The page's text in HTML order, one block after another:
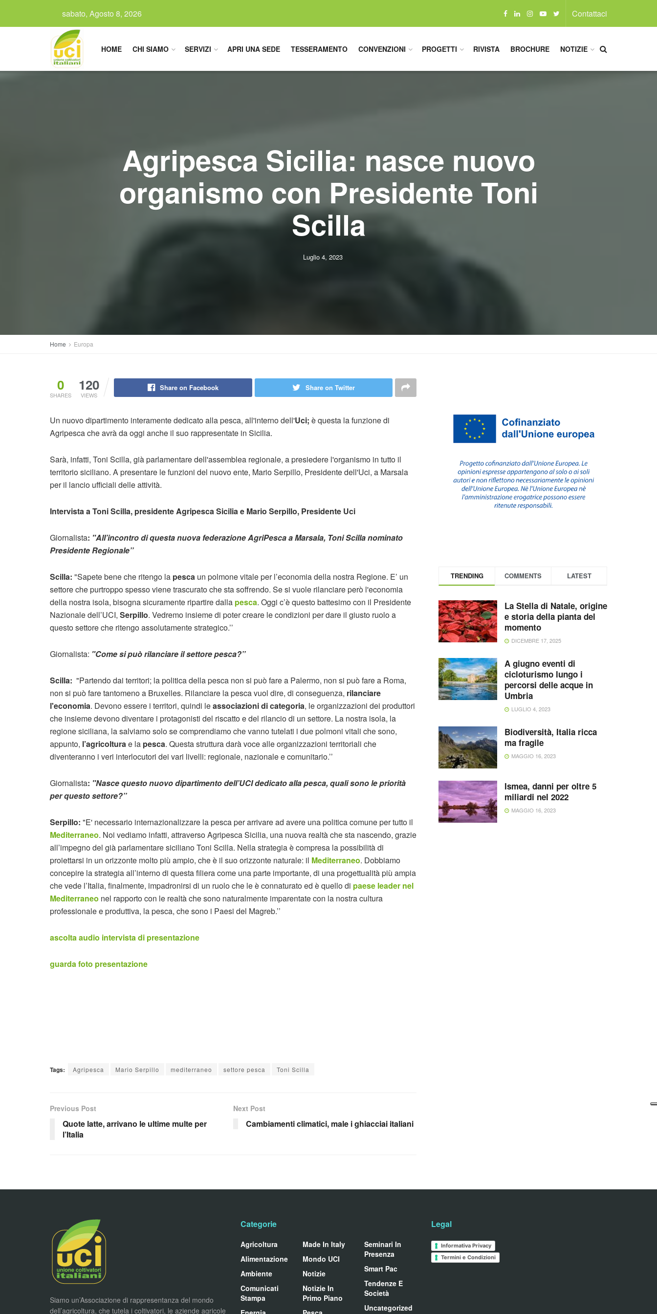
sabato, Agosto 8, 2026 Contattaci
HOME CHI SIAMO SERVIZI APRI UNA SEDE TESSERAMENTO CONVENZIONI PROGETTI RIVISTA BROCHURE NOTIZIE
Agripesca Sicilia: nasce nuovo
organismo con Presidente Toni
Scilla
Luglio 4, 2023
Home Europa
0
SHARES
120
VIEWS
Share on Facebook Share on Twitter
Un nuovo dipartimento interamente dedicato alla pesca, all'interno dell'Uci; è questa la funzione di
Agripesca che avrà da oggi anche il suo rappresentate in Sicilia.
Sarà, infatti, Toni Scilla, già parlamentare dell'assemblea regionale, a presiedere l'organismo in tutto il
territorio siciliano. A presentare le funzioni del nuovo ente, Mario Serpillo, Presidente dell'Uci, a Marsala
per il lancio ufficiali delle attività.
Intervista a Toni Scilla, presidente Agripesca Sicilia e Mario Serpillo, Presidente Uci
Giornalista: "All’incontro di questa nuova federazione AgriPesca a Marsala, Toni Scilla nominato
Presidente Regionale’’
Scilla: "Sapete bene che ritengo la pesca un polmone vitale per l’economia della nostra Regione. E’ un
settore che purtroppo spesso viene trascurato che sta soffrendo. Se si vuole rilanciare però l'economia
della nostra isola, bisogna sicuramente ripartire dalla pesca. Oggi c’è questo battesimo con il Presidente
Nazionale dell’UCI, Serpillo. Vedremo insieme di poter creare le condizioni per dare il giusto ruolo a
questo settore che ritengo assolutamente strategico.’’
Giornalista: "Come si può rilanciare il settore pesca?’’
Scilla: "Partendo dai territori; la politica della pesca non si può fare a Palermo, non si può fare a Roma,
non si può fare tantomeno a Bruxelles. Rilanciare la pesca vuol dire, di conseguenza, rilanciare
l'economia. Devono essere i territori, quindi leassociazioni di categoria, le organizzazioni dei produttori
che insieme devono diventare i protagonisti del riscatto e del rilancio di un settore. La nostra isola, la
regione siciliana, la salviamo solo se comprendiamo che vanno tutelati i due polmoni vitali che sono,
appunto, l’agricolturae la pesca. Questa struttura darà voce alle organizzazioni territoriali che
diventeranno i veri interlocutori dei vari livelli: regionale, nazionale e comunitario.’’
Giornalista: "Nasce questo nuovo dipartimento dell’UCI dedicato alla pesca, quali sono le priorità
per questo settore?’’
Serpillo: "E' necessario internazionalizzare la pesca per arrivare ad avere una politica comune per tutto il
Mediterraneo. Noi vediamo infatti, attraverso Agripesca Sicilia, una nuova realtà che sta nascendo, grazie
all’impegno del già parlamentare siciliano Toni Scilla. Nella strategia è compresa la possibilità di
proiettarsi in un orizzonte molto più ampio, che è il suo orizzonte naturale: il Mediterraneo. Dobbiamo
concepire la strategia all’interno di questa filiera come una parte importante, di una progettualità più ampia
che vede l’Italia, finalmente, impadronirsi di un ruolo che le è connaturato ed è quello di paese leader nel
Mediterraneo nel rapporto con le realtà che sono naturalmente imparentate con la nostra cultura
professionale e produttiva, la pesca, che sono i Paesi del Magreb.’’
ascolta audio intervista di presentazione
guarda foto presentazione
Tags: Agripesca Mario Serpillo mediterraneo settore pesca Toni Scilla
Previous Post
Quote latte, arrivano le ultime multe per
l’Italia
Next Post
Cambiamenti climatici, male i ghiacciai italiani
TRENDING COMMENTS LATEST
La Stella di Natale, origine
e storia della pianta del
momento
DICEMBRE 17, 2025
A giugno eventi di
cicloturismo lungo i
percorsi delle acque in
Umbria
LUGLIO 4, 2023
Biodiversità, Italia ricca
ma fragile
MAGGIO 16, 2023
Ismea, danni per oltre 5
miliardi nel 2022
MAGGIO 16, 2023
Siamo un’Associazione di rappresentanza del mondo
dell’agricoltura, che tutela i coltivatori, le aziende agricole
Categorie
Agricoltura
Alimentazione
Ambiente
Comunicati
Stampa
Made In Italy
Mondo UCI
Notizie
Notizie In
Primo Piano
Seminari In
Presenza
Smart Pac
Tendenze E
Società
Uncategorized
Legal
Informativa Privacy
Termini e Condizioni